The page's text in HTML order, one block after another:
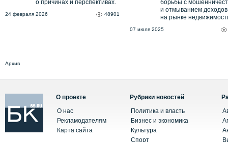
о причинах и перспективах.
24 февраля 2026 48901
борьбы с
и отмыванием доходов
на рынке
07 июля 2025
Архив
О проекте
О нас
Рекламодателям
Карта сайта
Рубрики новостей
Политика и власть
Бизнес и экономика
Культура
Спорт